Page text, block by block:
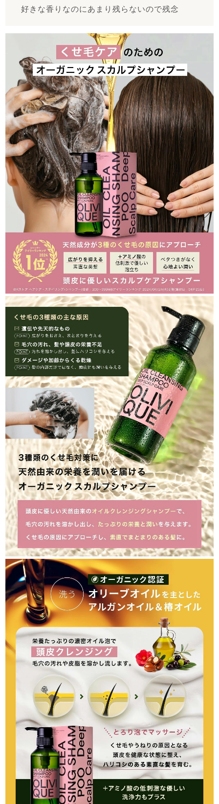
好きな香りなのにあまり残らないので残念